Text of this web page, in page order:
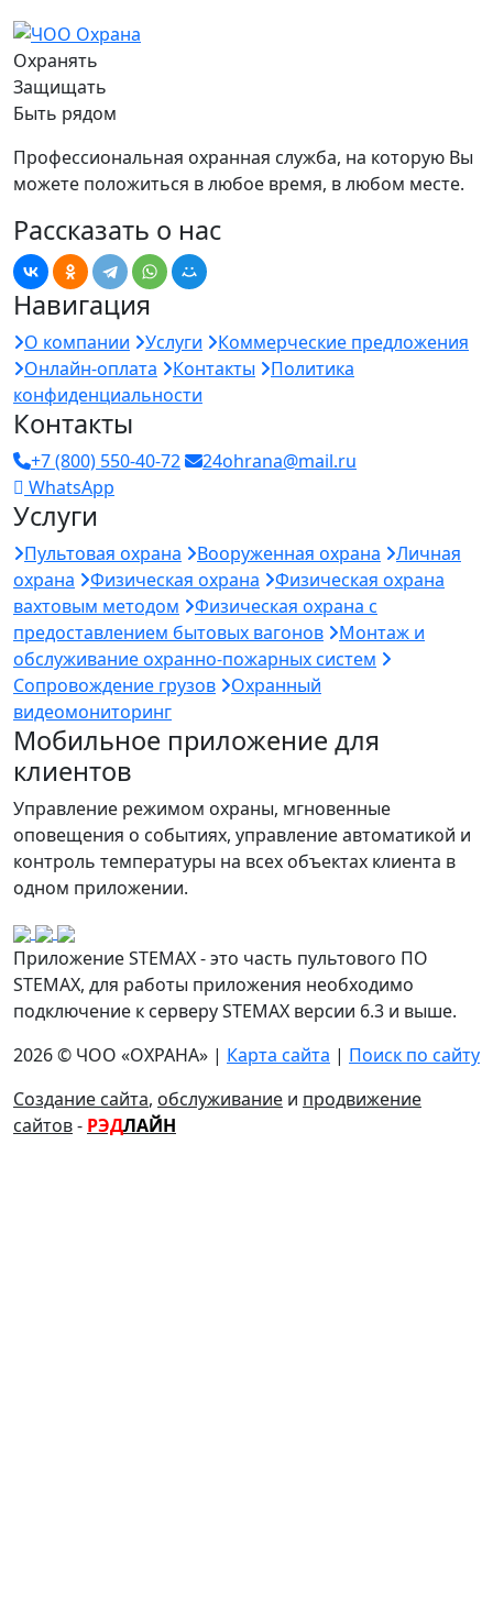
Охранять
Защищать
Быть рядом
Профессиональная охранная служба, на которую Вы
можете положиться в любое время, в любом месте.
Рассказать о нас
Навигация
О компании Услуги
Коммерческие предложения
Онлайн-оплата
Контакты
Политика
конфиденциальности
Контакты
+7 (800) 550-40-72
24ohrana@mail.ru
WhatsApp
Услуги
Пультовая охрана Вооруженная охрана
Личная
охрана
Физическая охрана
Физическая охрана
вахтовым методом
Физическая охрана с
предоставлением бытовых вагонов
Монтаж и
обслуживание охранно-пожарных систем
Сопровождение грузов
Охранный
видеомониторинг
Мобильное приложение для
клиентов
Управление режимом охраны, мгновенные
оповещения о событиях, управление автоматикой и
контроль температуры на всех объектах клиента в
одном приложении.
Приложение STEMAX - это часть пультового ПО
STEMAX, для работы приложения необходимо
подключение к серверу STEMAX версии 6.3 и выше.
2026 © ЧОО «ОХРАНА» | Карта сайта | Поиск по сайту
Создание сайта, обслуживание и продвижение
сайтов- РЭДЛАЙН